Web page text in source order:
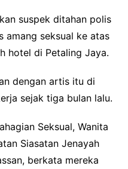
suspek ditahan polis
amang seksual ke atas
hotel di Petaling Jaya.
dengan artis itu di
sejak tiga bulan lalu.
Seksual, Wanita
Siasatan Jenayah
berkata mereka